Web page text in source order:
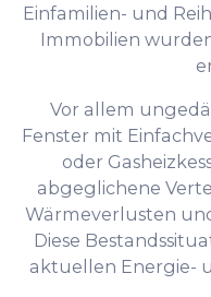
Einfamilien- und
Immobilien
Vor allem
Fenster mit
oder
abgeglichene
Wärmeverlusten
Diese
aktuellen Energie-